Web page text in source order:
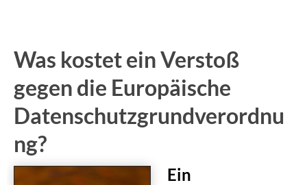
Was kostet ein Verstoß
gegen die Europäische
Datenschutzgrundverordnu
ng?
Ein